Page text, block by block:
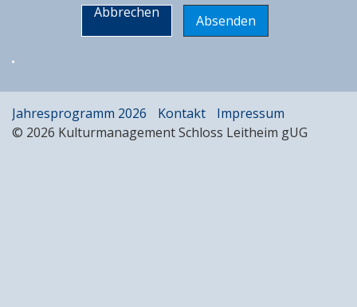
Abbrechen
Jahresprogramm 2026 Kontakt
Impressum
© 2026 Kulturmanagement Schloss Leitheim gUG